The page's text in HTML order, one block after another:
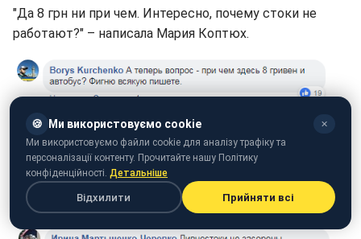
"Да 8 грн ни при чем. Интересно, почему стоки не
работают?" – написала Мария Коптюх.
🍪 Ми використовуємо cookie ✕
Ми використовуємо файли cookie для аналізу трафіку та
персоналізації контенту. Прочитайте нашу Політику
конфіденційності. Детальніше
Відхилити Прийняти всі